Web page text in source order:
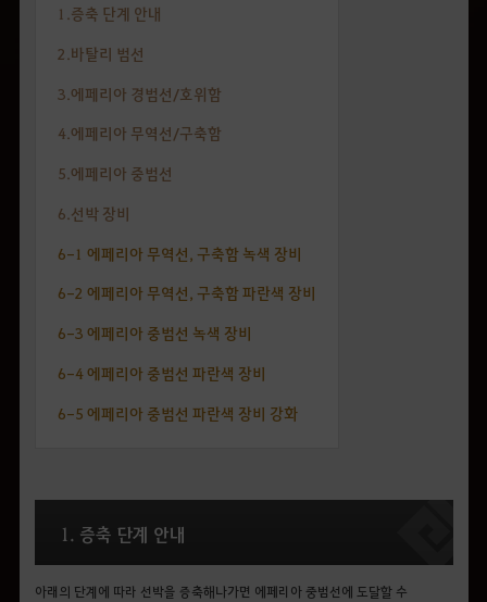
1.증축 단계 안내
2.바탈리 범선
3.에페리아 경범선/호위함
4.에페리아 무역선/구축함
5.에페리아 중범선
6.선박 장비
6-1 에페리아 무역선, 구축함 녹색 장비
6-2 에페리아 무역선, 구축함 파란색 장비
6-3 에페리아 중범선 녹색 장비
6-4 에페리아 중범선 파란색 장비
6-5 에페리아 중범선 파란색 장비 강화
1. 증축 단계 안내
아래의 단계에 따라 선박을 증축해나가면 에페리아 중범선에 도달할 수